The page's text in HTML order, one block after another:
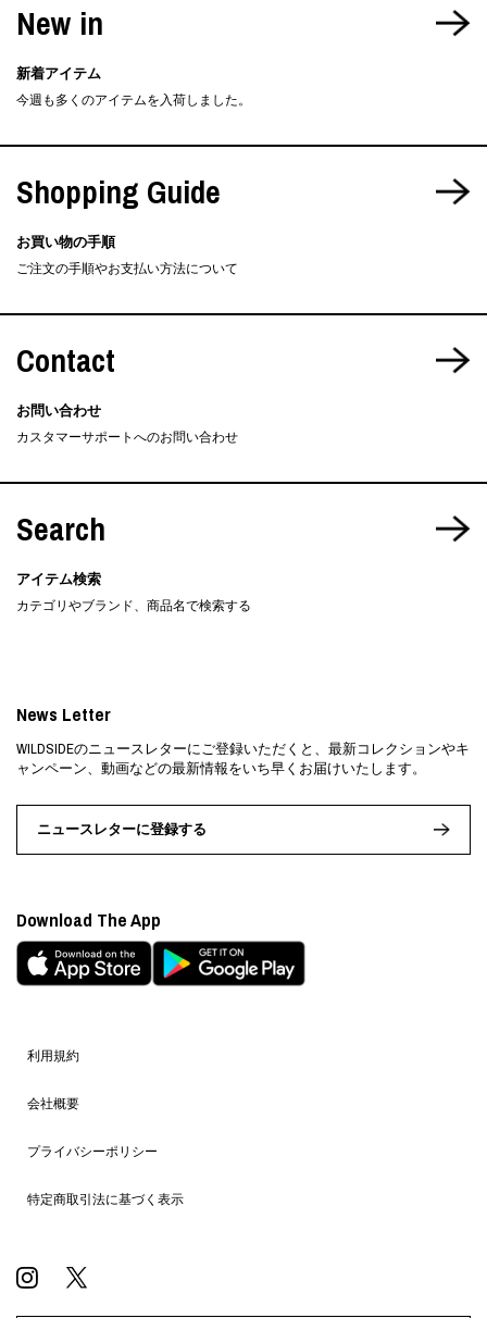
New in
新着アイテム
今週も多くのアイテムを入荷しました。
Shopping Guide
お買い物の手順
ご注文の手順やお支払い方法について
Contact
お問い合わせ
カスタマーサポートへのお問い合わせ
Search
アイテム検索
カテゴリやブランド、商品名で検索する
利用規約
会社概要
プライバシーポリシー
特定商取引法に基づく表示
News Letter
WILDSIDEのニュースレターにご登録いただくと、最新コレクションやキ
ャンペーン、動画などの最新情報をいち早くお届けいたします。
ニュースレターに登録する
Download The App